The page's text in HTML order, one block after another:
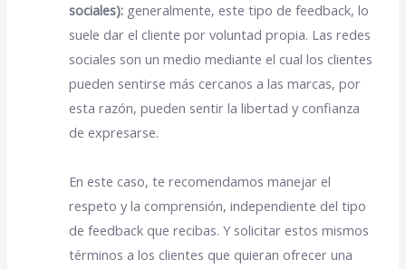
sociales): generalmente, este tipo de feedback, lo
suele dar el cliente por voluntad propia. Las redes
sociales son un medio mediante el cual los clientes
pueden sentirse más cercanos a las marcas, por
esta razón, pueden sentir la libertad y confianza
de expresarse.
En este caso, te recomendamos manejar el
respeto y la comprensión, independiente del tipo
de feedback que recibas. Y solicitar estos mismos
términos a los clientes que quieran ofrecer una